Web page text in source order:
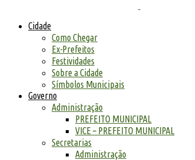
Cidade
Como Chegar
Ex-Prefeitos
Festividades
Sobre a Cidade
Símbolos Municipais
Governo
Administração
PREFEITO MUNICIPAL
VICE – PREFEITO MUNICIPAL
Secretarias
Administração